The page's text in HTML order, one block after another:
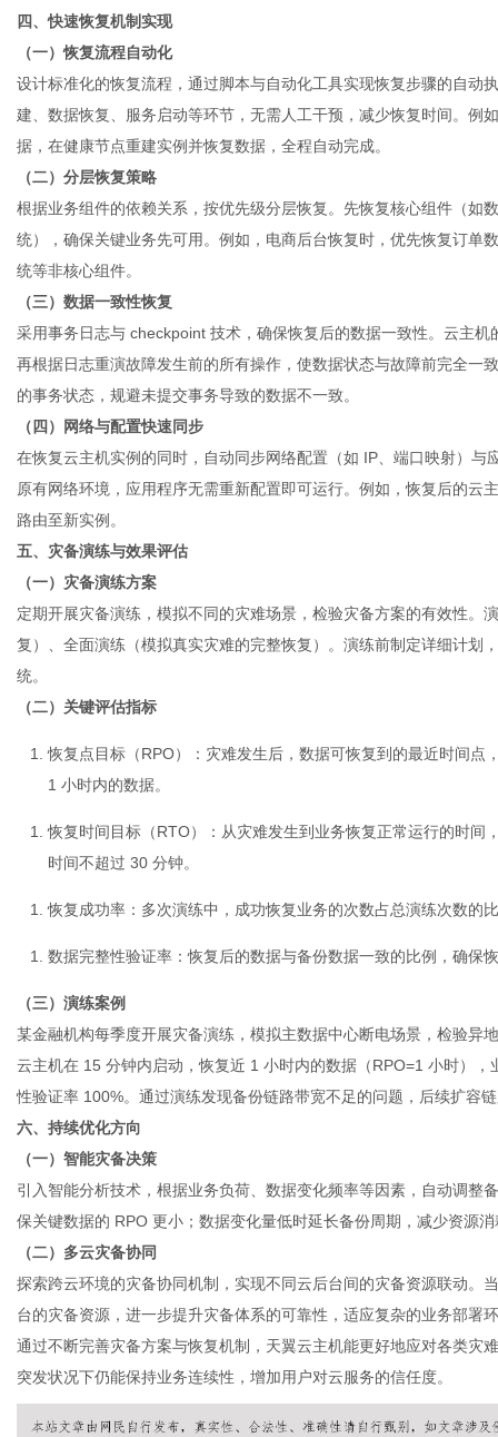
四、快速恢复机制实现
（一）恢复流程自动化
设计标准化的恢复流程，通过脚本与自动化工具实现恢复步骤的自动
建、数据恢复、服务启动等环节，无需人工干预，减少恢复时间。例
据，在健康节点重建实例并恢复数据，全程自动完成。
（二）分层恢复策略
根据业务组件的依赖关系，按优先级分层恢复。先恢复核心组件（如
统），确保关键业务先可用。例如，电商后台恢复时，优先恢复订单
统等非核心组件。
（三）数据一致性恢复
采用事务日志与 checkpoint 技术，确保恢复后的数据一致性。 云主机
再根据日志重演故障发生前的所有操作，使数据状态与故障前完全一
的事务状态，规避未提交事务导致的数据不一致。
（四）网络与配置快速同步
在恢复云主机实例的同时，自动同步网络配置（如 IP、端口映射）
原有网络环境，应用程序无需重新配置即可运行。例如，恢复后的云
路由至新实例。
五、灾备演练与效果评估
（一）灾备演练方案
定期开展灾备演练，模拟不同的灾难场景，检验灾备方案的有效性。
复）、全面演练（模拟真实灾难的完整恢复）。演练前制定详细计划
统。
（二）关键评估指标
恢复点目标（RPO）
：灾难发生后，数据可恢复到的最近时间
1 小时内的数据。
恢复时间目标（RTO）
：从灾难发生到业务恢复正常运行的时
时间不超过 30 分钟。
恢复成功率 ：多次演练中，成功恢复业务的次数占总演练次数的
数据完整性验证率 ：恢复后的数据与备份数据一致的比例，确保
（三）演练案例
某金融机构每季度开展灾备演练，模拟主数据中心断电场景，检验异
云主机在 15 分钟内启动，恢复近 1 小时内的数据（RPO=1 小时）
性验证率 100%。通过演练发现备份链路带宽不足的问题，后续扩容
六、持续优化方向
（一）智能灾备决策
引入智能分析技术，根据业务负荷、数据变化频率等因素，自动调整
保关键数据的 RPO 更小；数据变化量低时延长备份周期，减少资源消
（二）多云灾备协同
探索跨云环境的灾备协同机制，实现不同云后台间的灾备资源联动。
台的灾备资源，进一步提升灾备体系的可靠性，适应复杂的业务部署
通过不断完善灾备方案与恢复机制，天翼云主机能更好地应对各类灾
突发状况下仍能保持业务连续性，增加用户对云服务的信任度。